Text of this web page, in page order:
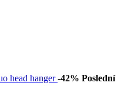
-42% Poslední